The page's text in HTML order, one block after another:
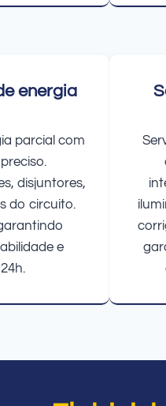
energia
parcial com
disjuntores,
do circuito.
e